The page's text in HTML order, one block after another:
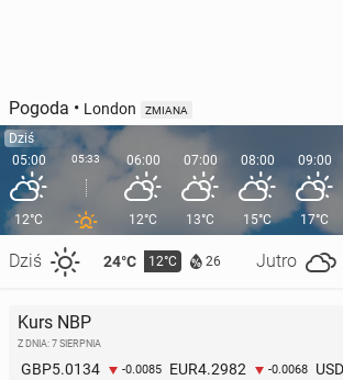
Pogoda • London ZMIANA
Dziś
05:00
12°C
Dziś 24°C 12°C 26 Jutro
05:33 06:00
12°C
07:00
13°C
08:00
15°C
09:00
17°C
Kurs NBP
Z DNIA: 7 SIERPNIA
GBP5.0134 -0.0085 EUR4.2982 -0.0068 USD